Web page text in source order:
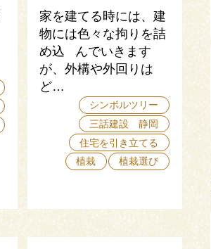
家を建てる時には、建
物には色々な拘りを詰
め込 んでいきます
が、外構や外回りは
ど…
シンボルツリー
三話建設 静岡
住宅を引き立てる
植栽
植栽選び